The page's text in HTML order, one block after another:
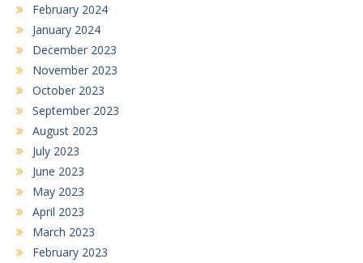
February 2024
January 2024
December 2023
November 2023
October 2023
September 2023
August 2023
July 2023
June 2023
May 2023
April 2023
March 2023
February 2023